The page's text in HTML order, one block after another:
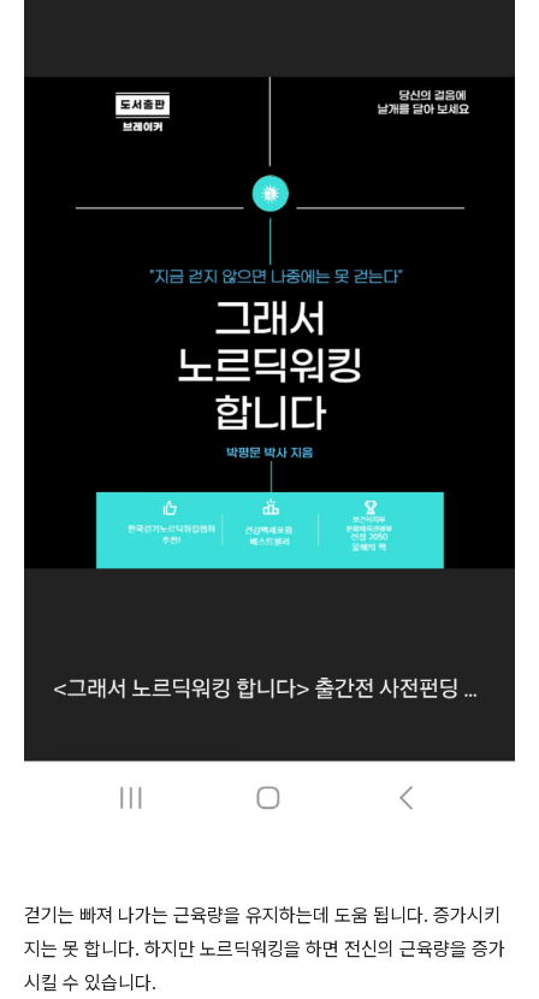
걷기는 빠져 나가는 근육량을 유지하는데 도움 됩니다. 증가시키
지는 못 합니다. 하지만 노르딕워킹을 하면 전신의 근육량을 증가
시킬 수 있습니다.